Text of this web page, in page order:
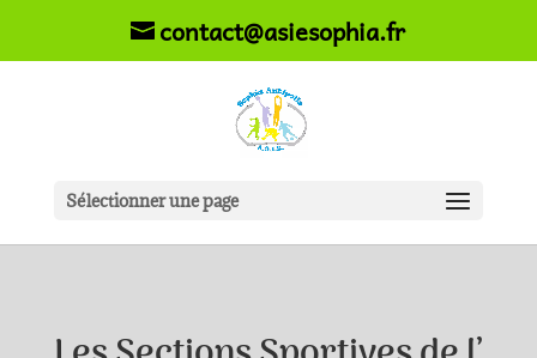
contact@asiesophia.fr
Sélectionner une page